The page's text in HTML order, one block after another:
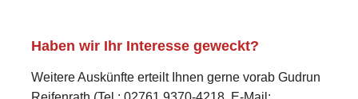
Haben wir Ihr Interesse geweckt?
Weitere Auskünfte erteilt Ihnen gerne vorab Gudrun